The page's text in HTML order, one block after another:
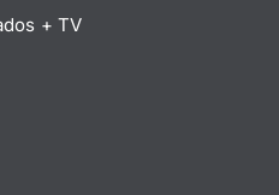
+ TV